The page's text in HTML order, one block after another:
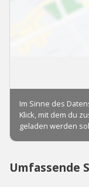
Umfassende